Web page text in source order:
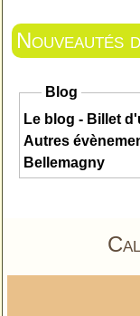
Nouveautés
Blog
Le blog - Billet
Autres
Bellemagny